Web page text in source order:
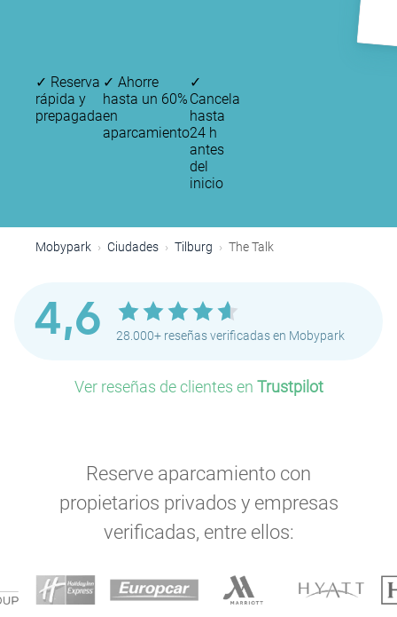
✓ Reserva
rápida y
prepagada
✓ Ahorre
hasta un 60%
en
aparcamiento
✓
Cancela
hasta
24 h
antes
del
inicio
Mobypark Ciudades Tilburg The Talk
4,6 28.000+ reseñas verificadas en Mobypark
Ver reseñas de clientes en Trustpilot
Reserve aparcamiento con
propietarios privados y empresas
verificadas, entre ellos: